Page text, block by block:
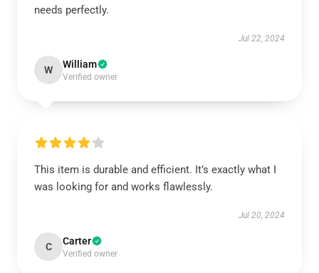
needs perfectly.
Jul 22, 2024
W William
Verified owner
This item is durable and efficient. It’s exactly what I
was looking for and works flawlessly.
Jul 20, 2024
C Carter
Verified owner